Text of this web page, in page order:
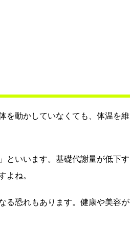
を動かしていなくても、体温を維
といいます。基礎代謝量が低下す
よね。
る恐れもあります。健康や美容が